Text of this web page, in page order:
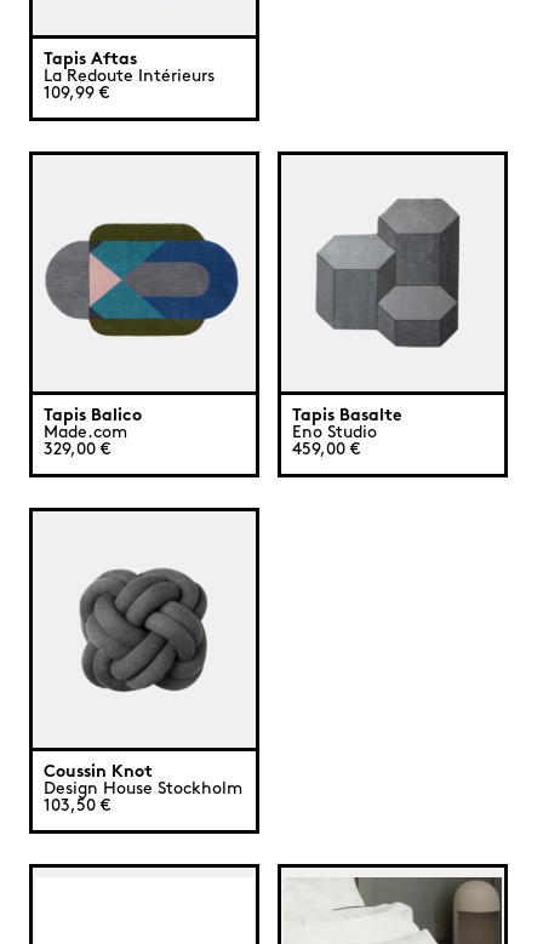
Tapis Aftas
La Redoute Intérieurs
109,99 €
Tapis Balico
Made.com
329,00 €
Tapis Basalte
Eno Studio
459,00 €
Coussin Knot
Design House Stockholm
103,50 €